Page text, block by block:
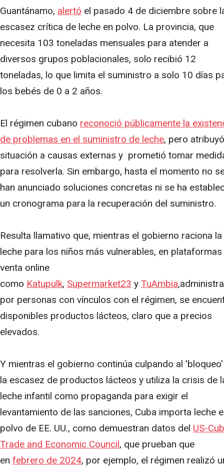
Guantánamo, alertó el pasado 4 de diciembre sobre
escasez crítica de leche en polvo. La provincia, que
necesita 103 toneladas mensuales para atender a
diversos grupos poblacionales, solo recibió 12
toneladas, lo que limita el suministro a solo 10 días
los bebés de 0 a 2 años.
El régimen cubano reconoció públicamente la
de problemas en el suministro de leche, pero
situación a causas externas y prometió tomar
para resolverla. Sin embargo, hasta el momento no
han anunciado soluciones concretas ni se ha
un cronograma para la recuperación del suministro.
Resulta llamativo que, mientras el gobierno raciona la
leche para los niños más vulnerables, en
venta online
como Katupulk, Supermarket23 y TuAmbia
por personas con vínculos con el régimen, se
disponibles productos lácteos, claro que a precios
elevados.
Y mientras el gobierno continúa culpando al
la escasez de productos lácteos y utiliza la crisis de
leche infantil como propaganda para exigir el
levantamiento de las sanciones, Cuba importa leche
polvo de EE. UU., como demuestran datos del US-
Trade and Economic Council, que prueban que
en febrero de 2024, por ejemplo, el régimen realizó